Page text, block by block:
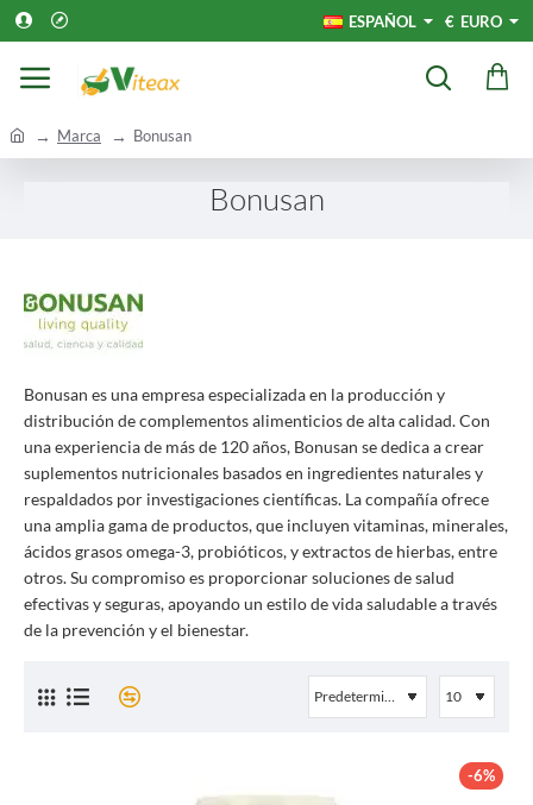
ESPAÑOL € EURO
Bonusan
o
Marca Bonusan
Bonusan es una empresa especializada en la producción y
distribución de complementos alimenticios de alta calidad. Con
una experiencia de más de 120 años, Bonusan se dedica a crear
suplementos nutricionales basados en ingredientes naturales y
respaldados por investigaciones científicas. La compañía ofrece
una amplia gama de productos, que incluyen vitaminas, minerales,
ácidos grasos omega-3, probióticos, y extractos de hierbas, entre
otros. Su compromiso es proporcionar soluciones de salud
efectivas y seguras, apoyando un estilo de vida saludable a través
de la prevención y el bienestar.
-6%